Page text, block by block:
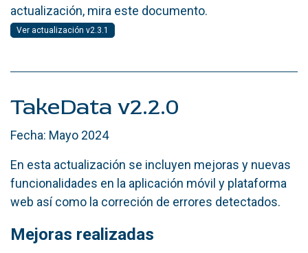
actualización, mira este documento.
Ver actualización v2.3.1
TakeData v2.2.0
Fecha: Mayo 2024
En esta actualización se incluyen mejoras y nuevas
funcionalidades en la aplicación móvil y plataforma
web así como la correción de errores detectados.
Mejoras realizadas